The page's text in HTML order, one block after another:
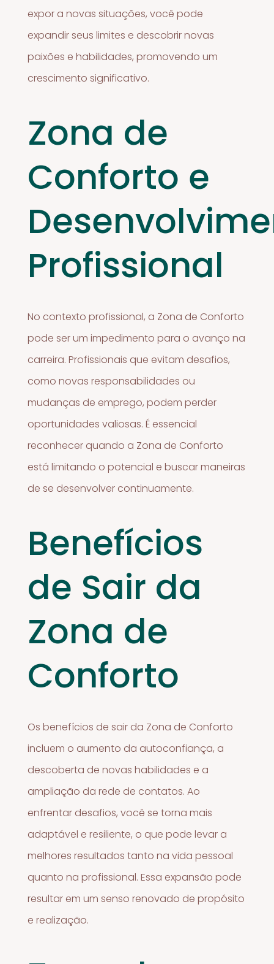
expor a novas situações, você pode
expandir seus limites e descobrir novas
paixões e habilidades, promovendo um
crescimento significativo.
Zona de
Conforto e
Profissional
No contexto profissional, a Zona de Conforto
pode ser um impedimento para o avanço na
carreira. Profissionais que evitam desafios,
como novas responsabilidades ou
mudanças de emprego, podem perder
oportunidades valiosas. É essencial
reconhecer quando a Zona de Conforto
está limitando o potencial e buscar maneiras
de se desenvolver continuamente.
Benefícios
de Sair da
Zona de
Conforto
Os benefícios de sair da Zona de Conforto
incluem o aumento da autoconfiança, a
descoberta de novas habilidades e a
ampliação da rede de contatos. Ao
enfrentar desafios, você se torna mais
adaptável e resiliente, o que pode levar a
melhores resultados tanto na vida pessoal
quanto na profissional. Essa expansão pode
resultar em um senso renovado de propósito
e realização.